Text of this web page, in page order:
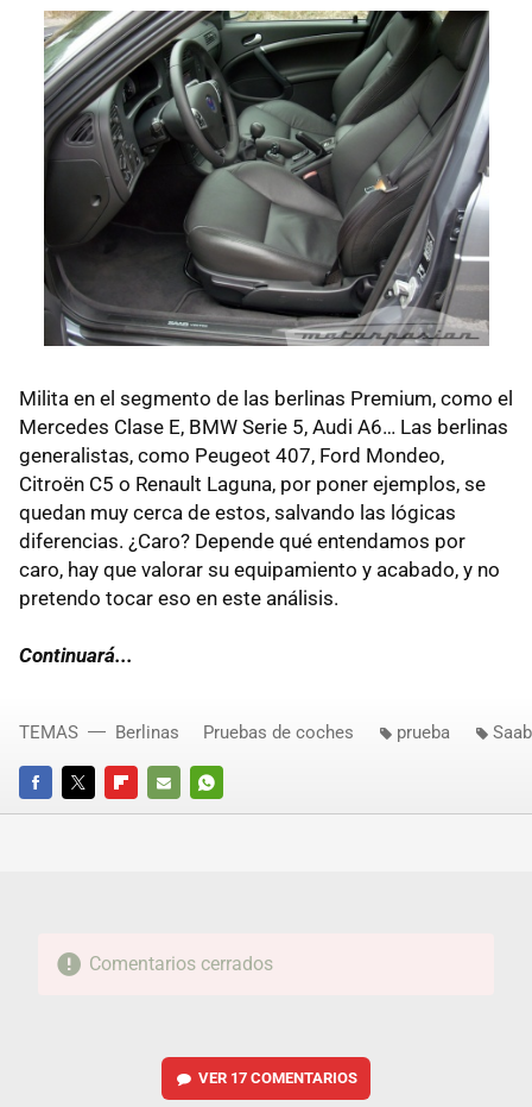
Milita en el segmento de las berlinas Premium, como el
Mercedes Clase E, BMW Serie 5, Audi A6… Las berlinas
generalistas, como Peugeot 407, Ford Mondeo,
Citroën C5 o Renault Laguna, por poner ejemplos, se
quedan muy cerca de estos, salvando las lógicas
diferencias. ¿Caro? Depende qué entendamos por
caro, hay que valorar su equipamiento y acabado, y no
pretendo tocar eso en este análisis.
Continuará...
FACEBOOKTWITTERFLIPBOARD
E-
WHATSAPP
TEMAS Berlinas Pruebas de coches prueba
Comentarios cerrados
VER 17 COMENTARIOS